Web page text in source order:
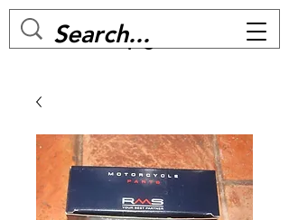
MC BIKE Perpignan